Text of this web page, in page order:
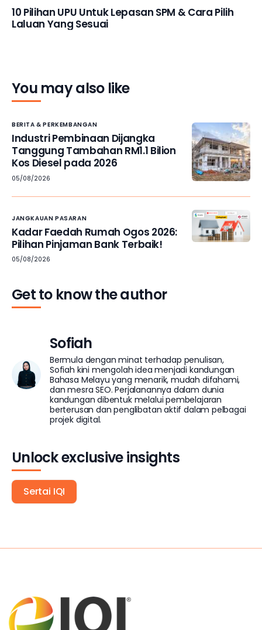
10 Pilihan UPU Untuk Lepasan SPM & Cara Pilih
Laluan Yang Sesuai
You may also like
BERITA & PERKEMBANGAN
Industri Pembinaan Dijangka
Tanggung Tambahan RM1.1 Bilion
Kos Diesel pada 2026
05/08/2026
JANGKAUAN PASARAN
Kadar Faedah Rumah Ogos 2026:
Pilihan Pinjaman Bank Terbaik!
05/08/2026
Get to know the author
Sofiah
Bermula dengan minat terhadap penulisan,
Sofiah kini mengolah idea menjadi kandungan
Bahasa Melayu yang menarik, mudah difahami,
dan mesra SEO. Perjalanannya dalam dunia
kandungan dibentuk melalui pembelajaran
berterusan dan penglibatan aktif dalam pelbagai
projek digital.
Unlock exclusive insights
Sertai IQI